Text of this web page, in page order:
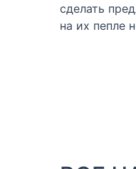
сделать
на их пепле